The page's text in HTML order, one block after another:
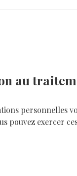
au
personnelles
pouvez exercer